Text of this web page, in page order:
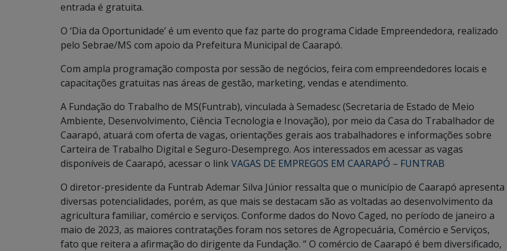
entrada é gratuita.
O ‘Dia da Oportunidade’ é um evento que faz parte do programa Cidade Empreendedora, realizado
pelo Sebrae/MS com apoio da Prefeitura Municipal de Caarapó.
Com ampla programação composta por sessão de negócios, feira com empreendedores locais e
capacitações gratuitas nas áreas de gestão, marketing, vendas e atendimento.
A Fundação do Trabalho de MS(Funtrab), vinculada à Semadesc (Secretaria de Estado de Meio
Ambiente, Desenvolvimento, Ciência Tecnologia e Inovação), por meio da Casa do Trabalhador de
Caarapó, atuará com oferta de vagas, orientações gerais aos trabalhadores e informações sobre
Carteira de Trabalho Digital e Seguro-Desemprego. Aos interessados em acessar as vagas
disponíveis de Caarapó, acessar o linkVAGAS DE EMPREGOS EM CAARAPÓ – FUNTRAB
O diretor-presidente da Funtrab Ademar Silva Júnior ressalta que o município de Caarapó apresenta
diversas potencialidades, porém, as que mais se destacam são as voltadas ao desenvolvimento da
agricultura familiar, comércio e serviços. Conforme dados do Novo Caged, no período de janeiro a
maio de 2023, as maiores contratações foram nos setores de Agropecuária, Comércio e Serviços,
fato que reitera a afirmação do dirigente da Fundação. “ O comércio de Caarapó é bem diversificado,